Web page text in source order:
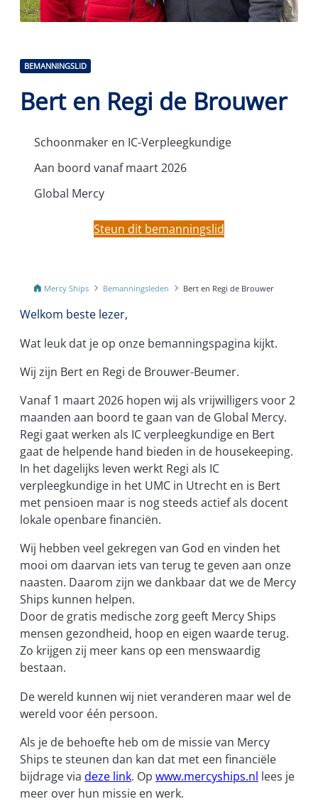
BEMANNINGSLID
Bert en Regi de Brouwer
Schoonmaker en IC-Verpleegkundige
Aan boord vanaf maart 2026
Global Mercy
Steun dit bemanningslid
Mercy Ships Bemanningsleden Bert en Regi de Brouwer
Welkom beste lezer,
Wat leuk dat je op onze bemanningspagina kijkt.
Wij zijn Bert en Regi de Brouwer-Beumer.
Vanaf 1 maart 2026 hopen wij als vrijwilligers voor 2
maanden aan boord te gaan van de Global Mercy.
Regi gaat werken als IC verpleegkundige en Bert
gaat de helpende hand bieden in de housekeeping.
In het dagelijks leven werkt Regi als IC
verpleegkundige in het UMC in Utrecht en is Bert
met pensioen maar is nog steeds actief als docent
lokale openbare financiën.
Wij hebben veel gekregen van God en vinden het
mooi om daarvan iets van terug te geven aan onze
naasten. Daarom zijn we dankbaar dat we de Mercy
Ships kunnen helpen.
Door de gratis medische zorg geeft Mercy Ships
mensen gezondheid, hoop en eigen waarde terug.
Zo krijgen zij meer kans op een menswaardig
bestaan.
De wereld kunnen wij niet veranderen maar wel de
wereld voor één persoon.
Als je de behoefte heb om de missie van Mercy
Ships te steunen dan kan dat met een financiële
bijdrage via deze link. Op www.mercyships.nl lees je
meer over hun missie en werk.